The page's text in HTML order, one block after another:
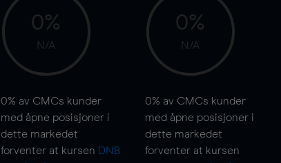
0%
N/A
0% av CMCs kunder
med åpne posisjoner i
dette markedet
forventer at kursen DNB
0%
N/A
0% av CMCs kunder
med åpne posisjoner i
dette markedet
forventer at kursen